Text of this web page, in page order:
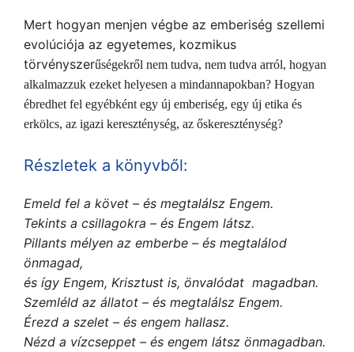
Mert hogyan menjen végbe az emberiség szellemi
evolúciója az egyetemes, kozmikus
törvényszerűségekről nem tudva, nem tudva arról, hogyan
alkalmazzuk ezeket helyesen a mindannapokban? Hogyan
ébredhet fel egyébként egy új emberiség, egy új etika és
erkölcs, az igazi kereszténység, az őskereszténység?
Részletek a könyvből:
Emeld fel a követ – és megtalálsz Engem.
Tekints a csillagokra – és Engem látsz.
Pillants mélyen az emberbe – és megtalálod
önmagad,
és így Engem, Krisztust is, önvalódat magadban.
Szemléld az állatot – és megtalálsz Engem.
Érezd a szelet – és engem hallasz.
Nézd a vízcseppet – és engem látsz önmagadban.